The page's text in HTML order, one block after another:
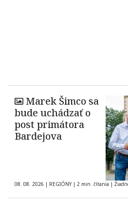
Marek Šimco sa
bude uchádzať o
post primátora
Bardejova
08. 08. 2026 | REGIÓNY | 2 min. čítania |